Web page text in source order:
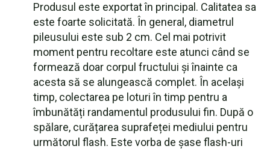
Produsul este exportat în principal. Calitatea sa
este foarte solicitată. În general, diametrul
pileusului este sub 2 cm. Cel mai potrivit
moment pentru recoltare este atunci când se
formează doar corpul fructului și înainte ca
acesta să se alungească complet. În același
timp, colectarea pe loturi în timp pentru a
îmbunătăți randamentul produsului fin. După o
spălare, curățarea suprafeței mediului pentru
următorul flash. Este vorba de șase flash-uri